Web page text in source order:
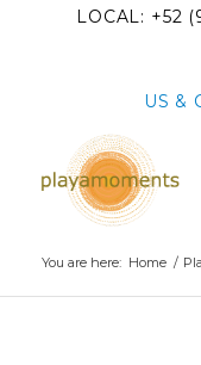
LOCAL: +52
US &
You are here: Home /